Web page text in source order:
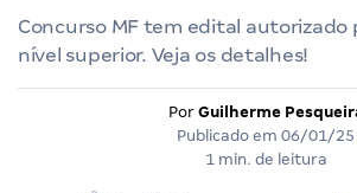
Concurso MF tem edital autorizado
nível superior. Veja os detalhes!
Por Guilherme
Publicado em 06/01/25
1 min. de leitura